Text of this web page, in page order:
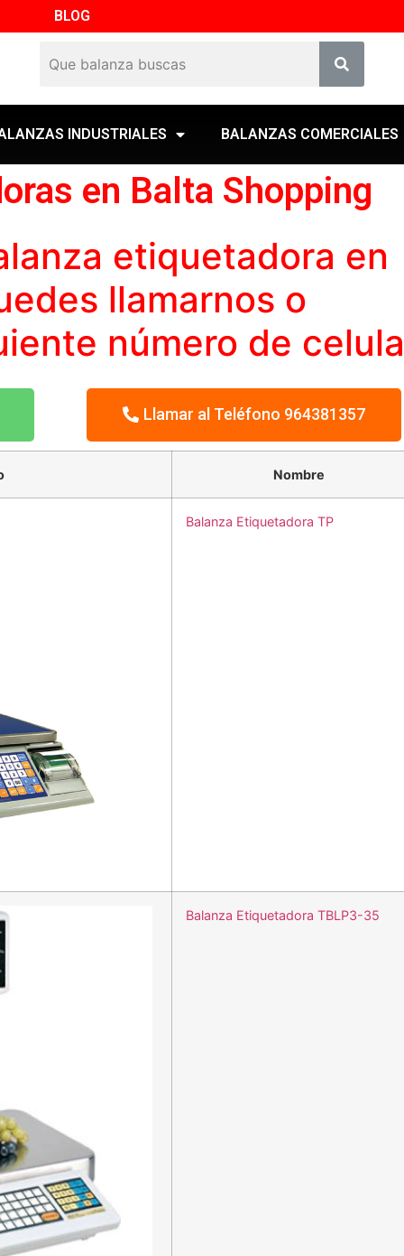
BLOG
INDUSTRIALES BALANZAS COMERCIALES
en Balta Shopping
etiquetadora en
llamarnos o
número de
Llamar al Teléfono 964381357
Nombre
Balanza Etiquetadora TP
Balanza Etiquetadora TBLP3-35